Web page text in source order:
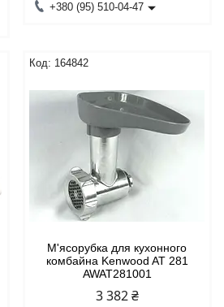
+380 (95) 510-04-47
164842
М'ясорубка для кухонного
комбайна Kenwood AT 281
AWAT281001
3 382 ₴